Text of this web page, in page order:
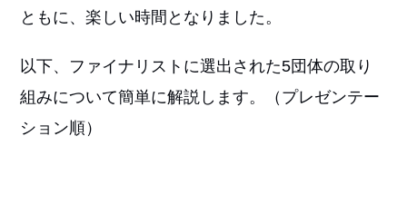
ともに、楽しい時間となりました。
以下、ファイナリストに選出された5団体の取り
組みについて簡単に解説します。（プレゼンテー
ション順）